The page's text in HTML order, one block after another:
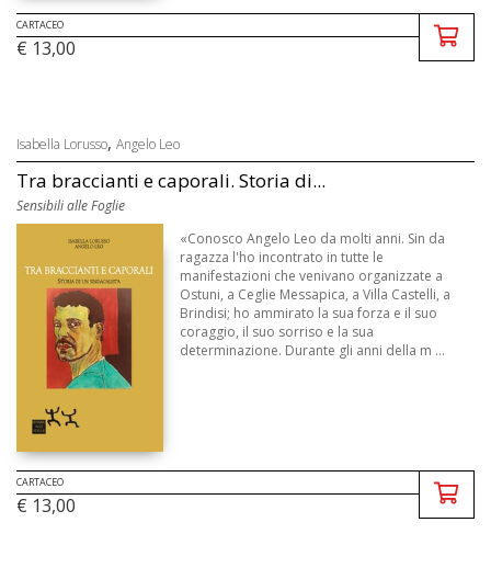
CARTACEO
€ 13,00
Isabella Lorusso, Angelo Leo
Tra braccianti e caporali. Storia di...
Sensibili alle Foglie
«Conosco Angelo Leo da molti anni. Sin da
ragazza l'ho incontrato in tutte le
manifestazioni che venivano organizzate a
Ostuni, a Ceglie Messapica, a Villa Castelli, a
Brindisi; ho ammirato la sua forza e il suo
coraggio, il suo sorriso e la sua
determinazione. Durante gli anni della m ...
CARTACEO
€ 13,00